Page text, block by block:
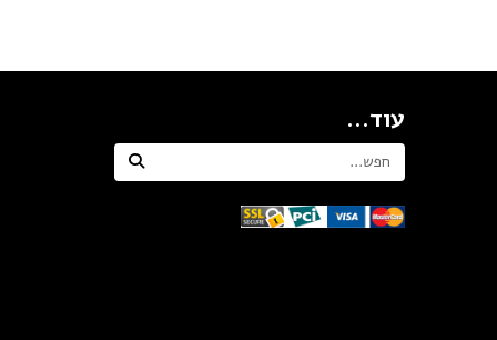
עוד...